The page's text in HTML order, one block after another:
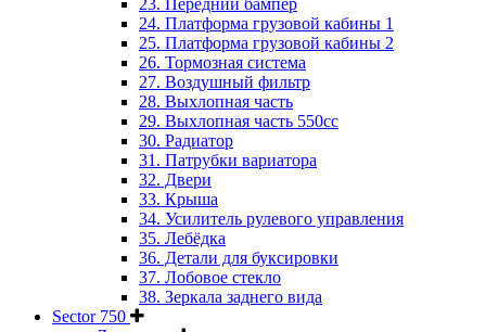
23. Передний бампер
24. Платформа грузовой кабины 1
25. Платформа грузовой кабины 2
26. Тормозная система
27. Воздушный фильтр
28. Выхлопная часть
29. Выхлопная часть 550cc
30. Радиатор
31. Патрубки вариатора
32. Двери
33. Крыша
34. Усилитель рулевого управления
35. Лебёдка
36. Детали для буксировки
37. Лобовое стекло
38. Зеркала заднего вида
Sector 750